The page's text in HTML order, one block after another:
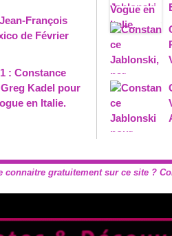
François
de Février
: Constance
Kadel pour
en Italie.
connaitre gratuitement sur ce site ?